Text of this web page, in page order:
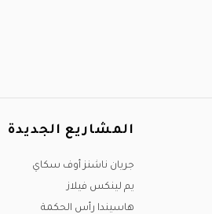
المشاريع الجديدة
جريان ناشنز أوف سكاي
يم لينكس فيلاز
هاسيندا رأس الحكمة